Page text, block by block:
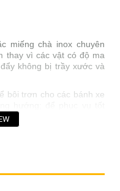
miếng chà inox chuyên
thay vì các vật có độ ma
không bị trầy xước và
bôi trơn cho các bánh xe